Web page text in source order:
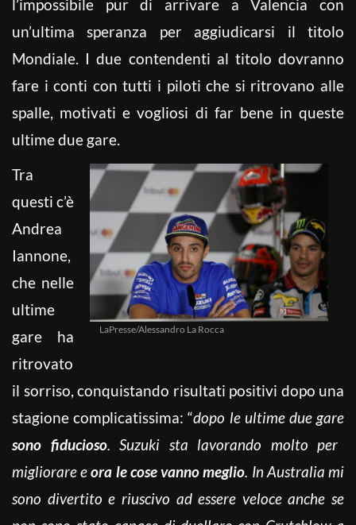
l’impossibile pur di arrivare a Valencia con
un’ultima speranza per aggiudicarsi il titolo
Mondiale. I due contendenti al titolo dovranno
fare i conti con tutti i piloti che si ritrovano alle
spalle, motivati e vogliosi di far bene in queste
ultime due gare.
LaPresse/Alessandro La Rocca
Tra
questi c’è
Andrea
Iannone,
che nelle
ultime
gare ha
ritrovato
il sorriso, conquistando risultati positivi dopo una
stagione complicatissima: “dopo le ultime due gare
sono fiducioso. Suzuki sta lavorando molto per
migliorare eora le cose vanno meglio. In Australia mi
sono divertito e riuscivo ad essere veloceanche se